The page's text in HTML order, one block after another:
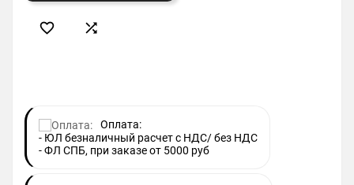
 
Оплата:
- ЮЛ безналичный расчет с НДС/ без НДС
- ФЛ СПБ, при заказе от 5000 руб